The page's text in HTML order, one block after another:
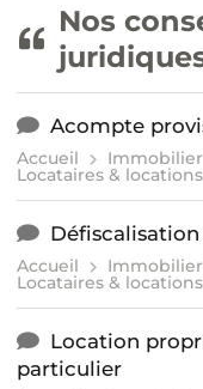
Nos
Acompte
Accueil Immobilier
Locataires & locations
Défiscalisation
Accueil Immobilier
Locataires & locations
Location
particulier